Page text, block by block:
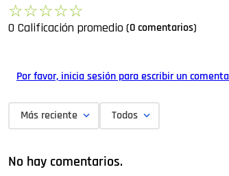
☆☆☆☆☆
0 Calificación promedio (0 comentarios)
Por favor, inicia sesión para escribir un
Más reciente Todos
No hay comentarios.